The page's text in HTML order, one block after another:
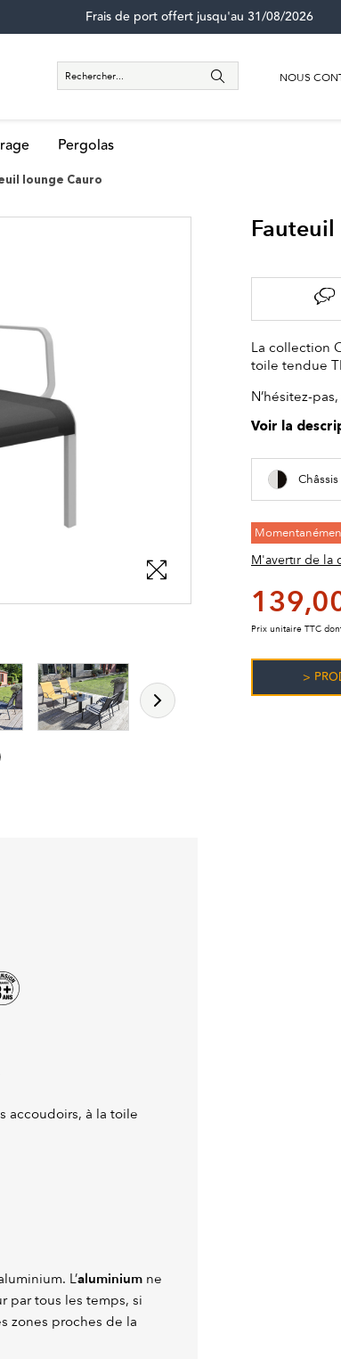
Frais de port offert jusqu'au 31/08/2026
NOUS
Pergolas
lounge Cauro
accoudoirs, à la toile
L’aluminium ne
par tous les temps, si
zones proches de la
La collection
toile tendue
N’hésitez-
Voir la
M'avertir de la
Prix unitaire TTC
>